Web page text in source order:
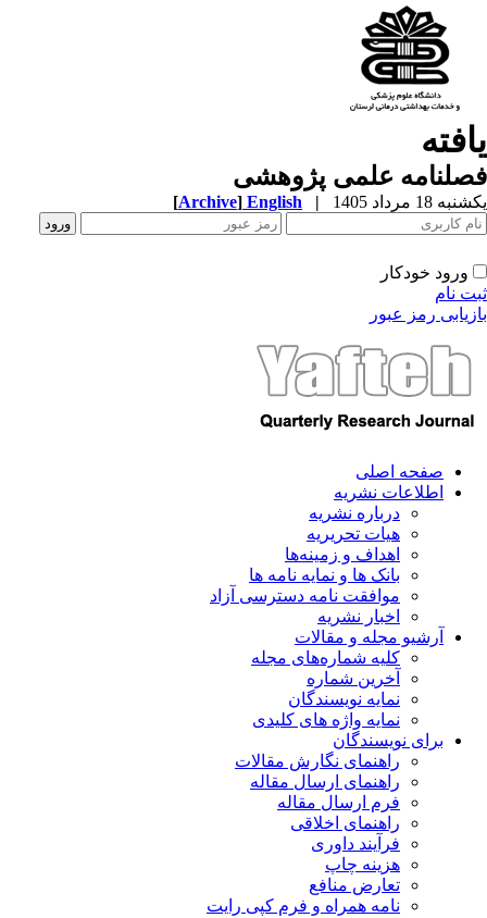
علمی پژوهشی
18 مرداد 1405 |
English
[Archive]
ورود خودکار
نام
رمز عبور
صفحه اصلی
اطلاعات نشریه
درباره نشریه
هیات تحریریه
اهداف و زمینه‌ها
بانک ها و نمایه نامه ها
موافقت نامه دسترسی آزاد
اخبار نشریه
آرشیو مجله و مقالات
کلیه شماره‌های مجله
آخرین شماره
نمایه نویسندگان
نمایه واژه های کلیدی
برای نویسندگان
راهنمای نگارش مقالات
راهنمای ارسال مقاله
فرم ارسال مقاله
راهنمای اخلاقی
فرآیند داوری
هزینه چاپ
تعارض منافع
نامه همراه و فرم کپی رایت